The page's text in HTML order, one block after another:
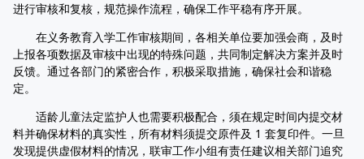
进行审核和复核，规范操作流程，确保工作平稳有序开展。
在义务教育入学工作审核期间，各相关单位要加强会商，及时
上报各项数据及审核中出现的特殊问题，共同制定解决方案并及时
反馈。通过各部门的紧密合作，积极采取措施，确保社会和谐稳
定。
适龄儿童法定监护人也需要积极配合，须在规定时间内提交材
料并确保材料的真实性，所有材料须提交原件及 1 套复印件。一旦
发现提供虚假材料的情况，联审工作小组有责任建议相关部门追究